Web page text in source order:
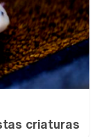
criaturas